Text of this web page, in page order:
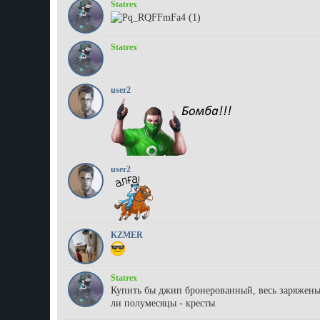
Statrex
Statrex
user2
user2
KZMER
Statrex
Купить бы джип бронерованный, весь
ли полумесяцы - кресты